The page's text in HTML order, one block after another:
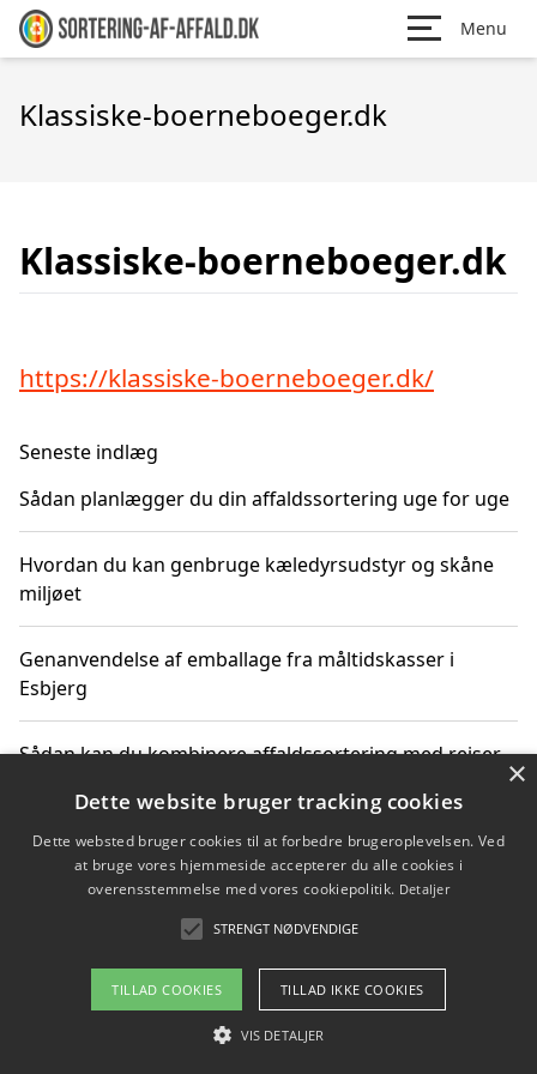
Menu
Klassiske-boerneboeger.dk
Klassiske-boerneboeger.dk
https://klassiske-boerneboeger.dk/
Seneste indlæg
Sådan planlægger du din affaldssortering uge for uge
Hvordan du kan genbruge kæledyrsudstyr og skåne
miljøet
Genanvendelse af emballage fra måltidskasser i
Esbjerg
Sådan kan du kombinere affaldssortering med rejser
Hvordan affaldssortering kan bidrage til co2 reduktion
Om / kontakt
Blog Betingelser
×
Dette website bruger tracking cookies
Dette websted bruger cookies til at forbedre brugeroplevelsen. Ved
at bruge vores hjemmeside accepterer du alle cookies i
overensstemmelse med vores cookiepolitik. Detaljer
STRENGT NØDVENDIGE
TILLAD COOKIES TILLAD IKKE COOKIES
VIS DETALJER